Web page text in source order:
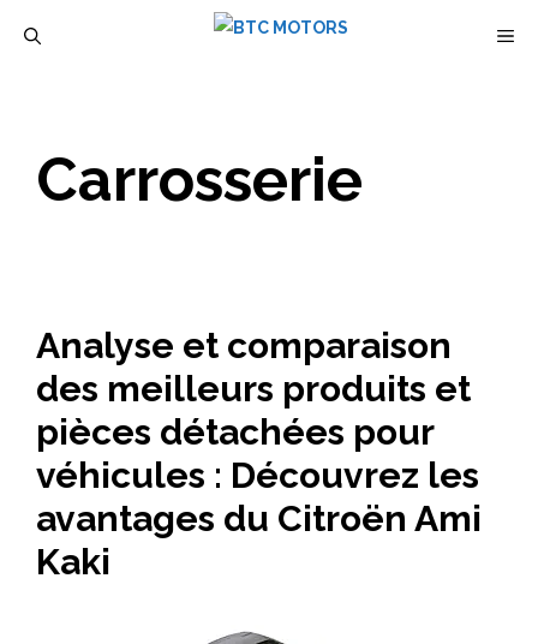
Carrosserie
Analyse et comparaison
des meilleurs produits et
pièces détachées pour
véhicules : Découvrez les
avantages du Citroën Ami
Kaki